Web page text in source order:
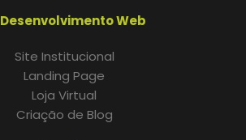
Desenvolvimento Web
Site Institucional
Landing Page
Loja Virtual
Criação de Blog